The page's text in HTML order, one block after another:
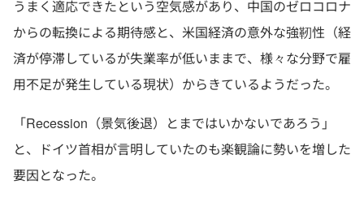
うまく適応できたという空気感があり、中国のゼロコロナ
からの転換による期待感と、米国経済の意外な強靭性（経
済が停滞しているが失業率が低いままで、様々な分野で雇
用不足が発生している現状）からきているようだった。
「Recession（景気後退）とまではいかないであろう」
と、ドイツ首相が言明していたのも楽観論に勢いを増した
要因となった。